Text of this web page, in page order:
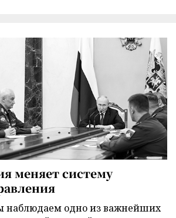
меняет систему
наблюдаем одно из важнейших